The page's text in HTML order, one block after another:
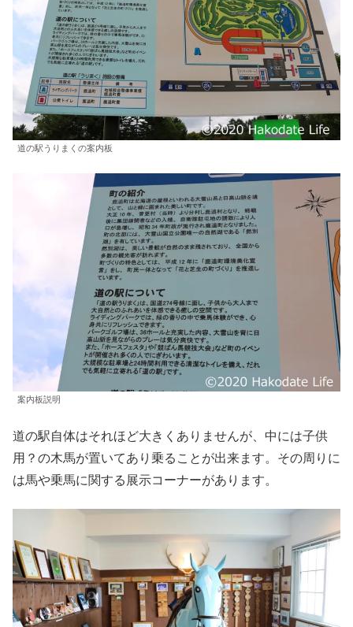
道の駅うりまくの案内板
案内板説明
道の駅自体はそれほど大きくありませんが、中には子供
用？の木馬が置いてあり乗ることが出来ます。その周りに
は馬や乗馬に関する展示コーナーがあります。